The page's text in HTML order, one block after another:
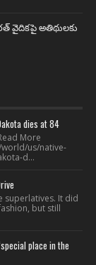
వైదికపై అతిథులకు
dies at 84
More
us/native-
d...
superlatives. It did
but still
place in the